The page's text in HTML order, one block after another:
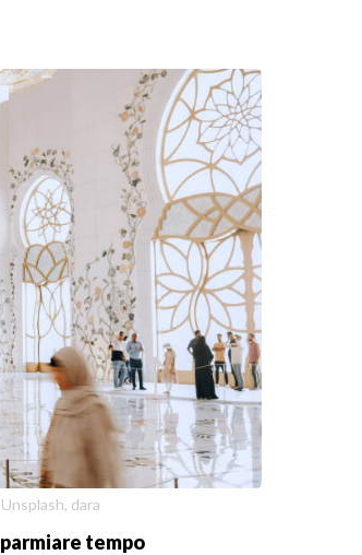
dara
tempo